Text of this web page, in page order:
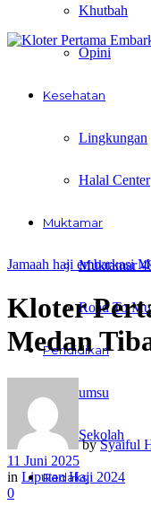
Khutbah
Opini
Kesehatan
Lingkungan
Halal Center
Muktamar
Muktamar
Road To
Pendidikan
umsu
Sekolah
Redaksi
Jamaah haji embarkasi
Kloter
Medan
by Syaiful
11 Juni 2025
in Liputan Haji 2024
0